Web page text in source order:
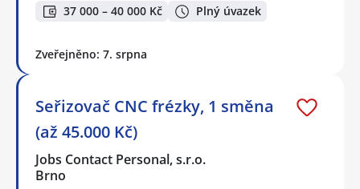
37 000 – 40 000 Kč Plný úvazek
Zveřejněno: 7. srpna
Seřizovač CNC frézky, 1 směna
(až 45.000 Kč)
Jobs Contact Personal, s.r.o.
Brno